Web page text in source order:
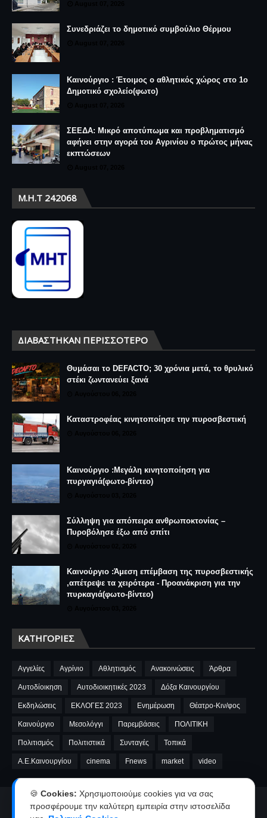
Συνεδριάζει το δημοτικό συμβούλιο Θέρμου
Καινούργιο : Έτοιμος ο αθλητικός χώρος στο 1ο
Δημοτικό σχολείο(φωτο)
ΣΕΕΔΑ: Μικρό αποτύπωμα και προβληματισμό
αφήνει στην αγορά του Αγρινίου ο πρώτος μήνας
εκπτώσεων
Μ.Η.Τ 242068
ΔΙΑΒΆΣΤΗΚΑΝ ΠΕΡΙΣΣΌΤΕΡΟ
Θυμάσαι το DEFACTO; 30 χρόνια μετά, το θρυλικό
στέκι ζωντανεύει ξανά
Καταστροφέας κινητοποίησε την πυροσβεστική
Καινούργιο :Μεγάλη κινητοποίηση για
πυργαγιά(φωτο-βίντεο)
Σύλληψη για απόπειρα ανθρωποκτονίας –
Πυροβόλησε έξω από σπίτι
Καινούργιο :Άμεση επέμβαση της πυροσβεστικής
,απέτρεψε τα χειρότερα - Προανάκριση για την
πυρκαγιά(φωτο-βίντεο)
ΚΑΤΗΓΟΡΊΕΣ
Αγγελίες Αγρίνιο Αθλητισμός Ανακοινώσεις Άρθρα
Αυτοδίοικηση Αυτοδιοικητικές 2023 Δόξα Καινουργίου
Εκδηλώσεις ΕΚΛΟΓΕΣ 2023 Ενημέρωση Θέατρο-Κιν/φος
Καινούργιο Μεσολόγγι Παρεμβάσεις ΠΟΛΙΤΙΚΗ
Πολιτισμός Πολιτιστικά Συνταγές Τοπικά
A.E.Καινουργίου cinema Fnews market video
Αρχική Ταυτότητα
Όροι χρήσης-Πολιτική απορρήτου
🍪 Cookies: Χρησιμοποιούμε cookies για να σας
προσφέρουμε την καλύτερη εμπειρία στην ιστοσελίδα